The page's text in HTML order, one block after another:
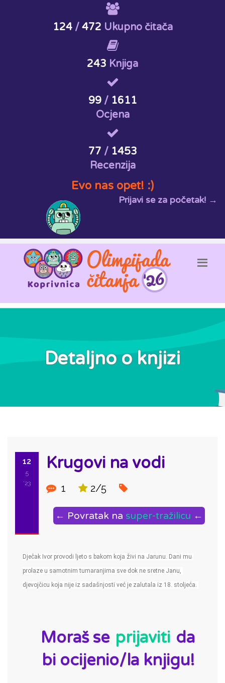
124/ 472 Ukupno čitača
243 Knjiga
99/ 1611
Ocjena
77 / 1453
Recenzija
Evo nas opet! :)
Prijavi se za početak! →
Detaljno o knjizi
12
5
'23
Krugovi na vodi
1 2/5
← Povratak na super-tražilicu ←
Dječak Ivor provodi ljeto s bakom koja živi na Jarunu. Dani mu
prolaze u samotnim tumaranjima sve dok ne sretne Janu,
djevojčicu koja nije iz sadašnjosti već je zalutala iz 18. stoljeća.
Moraš se prijaviti da
bi ocijenio/la knjigu!